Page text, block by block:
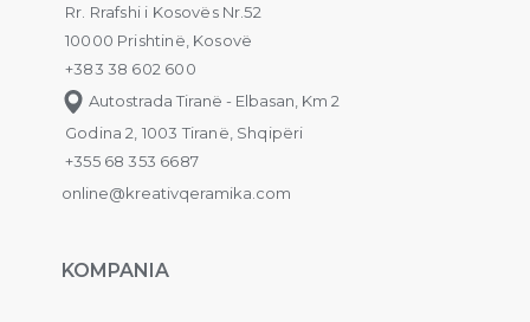
Rr. Rrafshi i Kosovës Nr.52
10000 Prishtinë, Kosovë
+383 38 602 600
Autostrada Tiranë - Elbasan, Km 2
Godina 2, 1003 Tiranë, Shqipëri
+355 68 353 6687
online@kreativqeramika.com
KOMPANIA